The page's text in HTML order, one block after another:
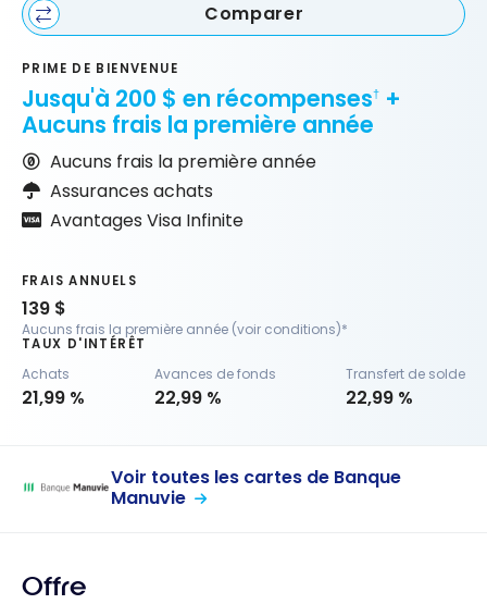
Comparer
PRIME DE BIENVENUE
Jusqu'à 200 $ en récompenses† +
Aucuns frais la première année
Aucuns frais la première année
Assurances achats
Avantages Visa Infinite
FRAIS ANNUELS
139 $
Aucuns frais la première année (voir conditions)*
TAUX D'INTÉRÊT
Achats
21,99 %
Avances de fonds
22,99 %
Transfert de solde
22,99 %
Voir toutes les cartes de Banque
Manuvie
Offre